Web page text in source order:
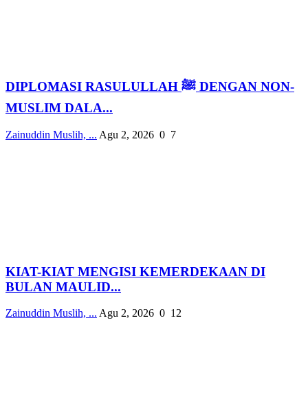
DIPLOMASI RASULULLAH ﷺ DENGAN NON-
MUSLIM DALA...
Zainuddin Muslih, ... Agu 2, 2026 0 7
KIAT-KIAT MENGISI KEMERDEKAAN DI
BULAN MAULID...
Zainuddin Muslih, ... Agu 2, 2026 0 12